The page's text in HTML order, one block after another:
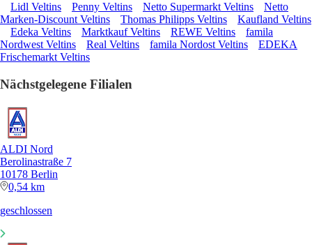
Lidl Veltins Penny Veltins Netto Supermarkt Veltins
Netto
Marken-Discount Veltins
Thomas Philipps Veltins
Kaufland Veltins
Edeka Veltins
Marktkauf Veltins REWE Veltins
famila
Nordwest Veltins
Real Veltins famila Nordost Veltins
EDEKA
Frischemarkt Veltins
Nächstgelegene Filialen
ALDI Nord
Berolinastraße 7
10178 Berlin
0,54 km
geschlossen